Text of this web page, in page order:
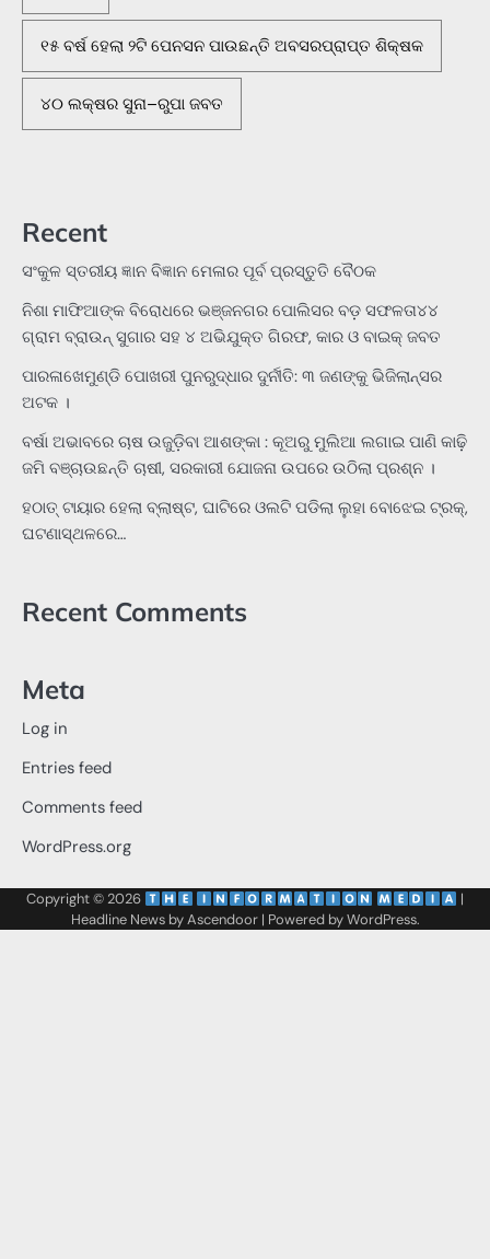
୧୫ ବର୍ଷ ହେଲା ୨ଟି ପେନସନ ପାଉଛନ୍ତି ଅବସରପ୍ରାପ୍ତ ଶିକ୍ଷକ
୪୦ ଲକ୍ଷର ସୁନା–ରୁପା ଜବତ
Recent
ସଂକୁଳ ସ୍ତରୀୟ ଜ୍ଞାନ ବିଜ୍ଞାନ ମେଳାର ପୂର୍ବ ପ୍ରସ୍ତୁତି ବୈଠକ
ନିଶା ମାଫିଆଙ୍କ ବିରୋଧରେ ଭଞ୍ଜନଗର ପୋଲିସର ବଡ଼ ସଫଳତା୪୪
ଗ୍ରାମ ବ୍ରାଉନ୍ ସୁଗାର ସହ ୪ ଅଭିଯୁକ୍ତ ଗିରଫ, କାର ଓ ବାଇକ୍ ଜବତ
ପାରଳାଖେମୁଣ୍ଡି ପୋଖରୀ ପୁନରୁଦ୍ଧାର ଦୁର୍ନୀତି: ୩ ଜଣଙ୍କୁ ଭିଜିଲାନ୍ସର
ଅଟକ ।
ବର୍ଷା ଅଭାବରେ ଚାଷ ଉଜୁଡ଼ିବା ଆଶଙ୍କା : କୂଅରୁ ମୁଲିଆ ଲଗାଇ ପାଣି କାଢ଼ି
ଜମି ବଞ୍ଚାଉଛନ୍ତି ଚାଷୀ, ସରକାରୀ ଯୋଜନା ଉପରେ ଉଠିଲା ପ୍ରଶ୍ନ ।
ହଠାତ୍‌ ଟାୟାର ହେଲା ବ୍ଲାଷ୍ଟ, ଘାଟିରେ ଓଲଟି ପଡିଲା ଲୁହା ବୋଝେଇ ଟ୍ରକ୍‌,
ଘଟଣାସ୍ଥଳରେ…
Recent Comments
Meta
Log in
Entries feed
Comments feed
WordPress.org
Copyright © 2026
|
Headline News byAscendoor| Powered byWordPress.